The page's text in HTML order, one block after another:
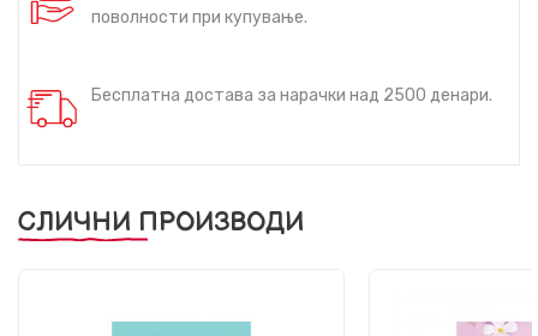
поволности при купување.
Бесплатна достава за нарачки над 2500 денари.
СЛИЧНИ ПРОИЗВОДИ